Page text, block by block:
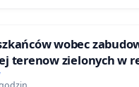
wobec
terenow zielonych w
w Bielsku-Białej